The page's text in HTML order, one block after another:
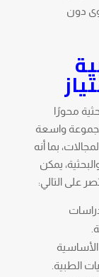
دون
محورًا
واسعة
بما أنه
يمكن
على التالي:
الطبية.